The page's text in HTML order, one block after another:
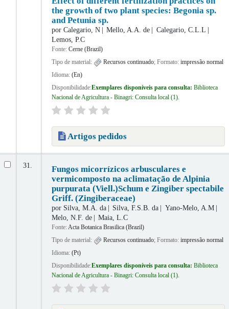
the growth of two plant species: Begonia sp.
and Petunia sp.
por Calegario, N Mello, A.A. de
Calegario, C.L.L
Lemos, P.C
Fonte: Cerne (Brazil)
Tipo de material:
Recursos continuado; Formato: impressão normal
Idioma: (En)
Disponibilidade:Exemplares disponíveis para consulta: Biblioteca
Nacional de Agricultura - Binagri: Consulta local (1).
Artigos pedidos
31.
Fungos micorrízicos arbusculares e
vermicomposto na aclimatação de Alpinia
purpurata (Viell.)Schum e Zingiber spectabile
Griff. (Zingiberaceae)
por Silva, M.A. da Silva, F.S.B. da
Yano-Melo, A.M
Melo, N.F. de
Maia, L.C
Fonte: Acta Botanica Brasilica (Brazil)
Tipo de material:
Recursos continuado; Formato: impressão normal
Idioma: (Pt)
Disponibilidade:Exemplares disponíveis para consulta: Biblioteca
Nacional de Agricultura - Binagri: Consulta local (1).